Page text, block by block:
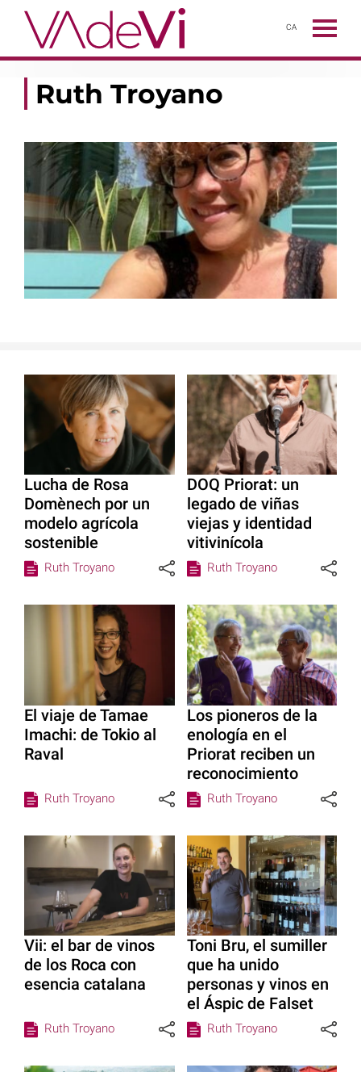
CA
Ruth Troyano
Lucha de Rosa
Domènech por un
modelo agrícola
sostenible
Ruth Troyano
DOQ Priorat: un
legado de viñas
viejas y identidad
vitivinícola
Ruth Troyano
El viaje de Tamae
Imachi: de Tokio al
Raval
Ruth Troyano
Los pioneros de la
enología en el
Priorat reciben un
reconocimiento
Ruth Troyano
Vii: el bar de vinos
de los Roca con
esencia catalana
Ruth Troyano
Toni Bru, el sumiller
que ha unido
personas y vinos en
el Áspic de Falset
Ruth Troyano